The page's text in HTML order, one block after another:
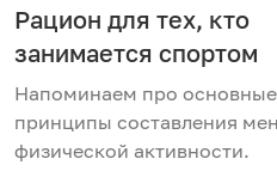
Рацион для тех, кто
занимается спортом
Напоминаем про основные
принципы составления
физической активности.